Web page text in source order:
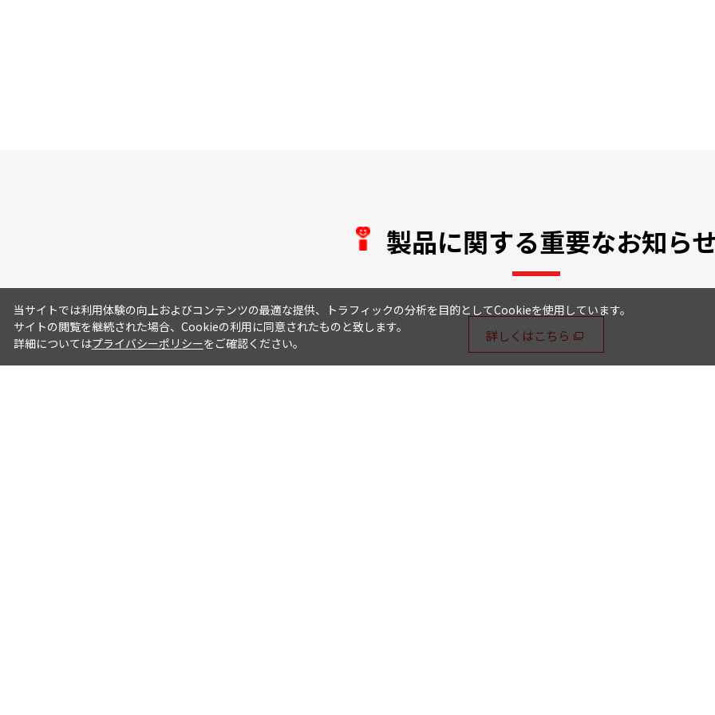
製品に関する重要なお知ら
詳しくはこちら
当サイトでは利用体験の向上およびコンテンツの最適な提供、トラフィックの分析を目的としてCookieを使用しています。
サイトの閲覧を継続された場合、Cookieの利用に同意されたものと致します。
詳細についてはプライバシーポリシーをご確認ください。